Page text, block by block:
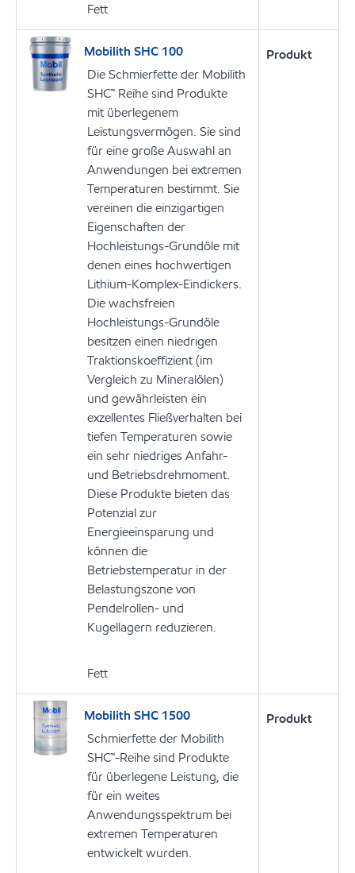
Fett
Mobilith SHC 100
Die Schmierfette der Mobilith
SHC™ Reihe sind Produkte
mit überlegenem
Leistungsvermögen. Sie sind
für eine große Auswahl an
Anwendungen bei extremen
Temperaturen bestimmt. Sie
vereinen die einzigartigen
Eigenschaften der
Hochleistungs-Grundöle mit
denen eines hochwertigen
Lithium-Komplex-Eindickers.
Die wachsfreien
Hochleistungs-Grundöle
besitzen einen niedrigen
Traktionskoeffizient (im
Vergleich zu Mineralölen)
und gewährleisten ein
exzellentes Fließverhalten bei
tiefen Temperaturen sowie
ein sehr niedriges Anfahr-
und Betriebsdrehmoment.
Diese Produkte bieten das
Potenzial zur
Energieeinsparung und
können die
Betriebstemperatur in der
Belastungszone von
Pendelrollen- und
Kugellagern reduzieren.
Fett
Produkt
Mobilith SHC 1500
Schmierfette der Mobilith
SHC™-Reihe sind Produkte
für überlegene Leistung, die
für ein weites
Anwendungsspektrum bei
extremen Temperaturen
entwickelt wurden.
Produkt